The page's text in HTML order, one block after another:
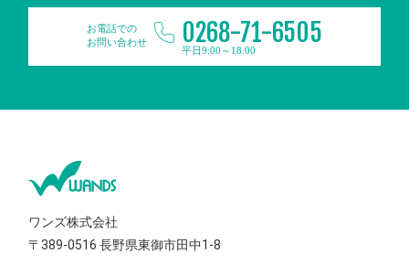
お電話での
お問い合わせ
0268-71-6505
平日9:00～18:00
ワンズ株式会社
〒389-0516長野県東御市田中1-8